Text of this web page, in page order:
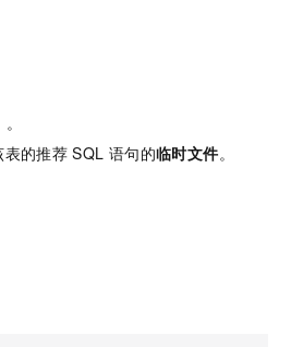
表的推荐 SQL 语句的临时文件。